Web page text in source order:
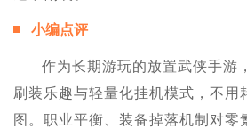
小编点评
作为长期游玩的放置武侠手游
刷装乐趣与轻量化挂机模式，不用
图。职业平衡、装备掉落机制对零